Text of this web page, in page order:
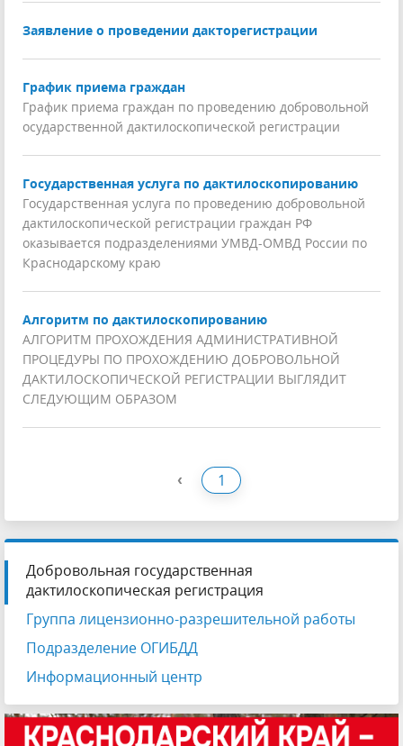
Заявление о проведении дакторегистрации
График приема граждан
График приема граждан по проведению добровольной
осударственной дактилоскопической регистрации
Государственная услуга по дактилоскопированию
Государственная услуга по проведению добровольной
дактилоскопической регистрации граждан РФ
оказывается подразделениями УМВД-ОМВД России по
Краснодарскому краю
Алгоритм по дактилоскопированию
АЛГОРИТМ ПРОХОЖДЕНИЯ АДМИНИСТРАТИВНОЙ
ПРОЦЕДУРЫ ПО ПРОХОЖДЕНИЮ ДОБРОВОЛЬНОЙ
ДАКТИЛОСКОПИЧЕСКОЙ РЕГИСТРАЦИИ ВЫГЛЯДИТ
СЛЕДУЮЩИМ ОБРАЗОМ
‹ 1
Добровольная государственная
дактилоскопическая регистрация
Группа лицензионно-разрешительной работы
Подразделение ОГИБДД
Информационный центр